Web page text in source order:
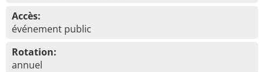
Accès:
événement public
Rotation:
annuel